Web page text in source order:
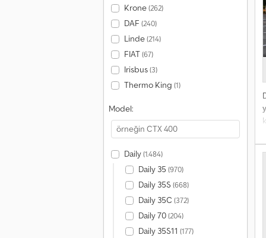
Krone(262)
DAF (240)
Linde(214)
FIAT(67)
Irisbus(3)
Thermo King (1)
Model:
Daily(1.484)
Daily 35 (970)
Daily 35S (668)
Daily 35C (372)
Daily 70(204)
Daily 35S11 (177)